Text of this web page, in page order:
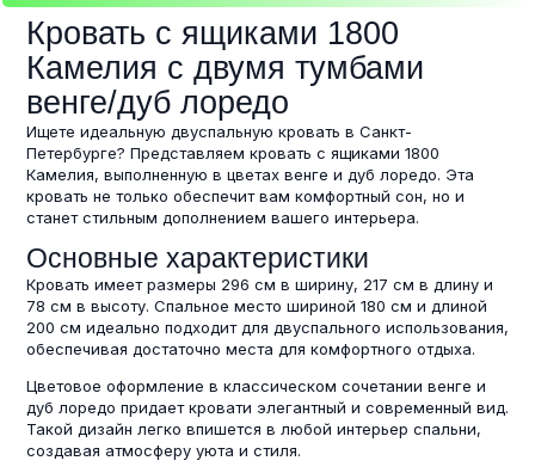
Кровать с ящиками 1800
Камелия с двумя тумбами
венге/дуб лоредо
Ищете идеальную двуспальную кровать в Санкт-
Петербурге? Представляем кровать с ящиками 1800
Камелия, выполненную в цветах венге и дуб лоредо. Эта
кровать не только обеспечит вам комфортный сон, но и
станет стильным дополнением вашего интерьера.
Основные характеристики
Кровать имеет размеры 296 см в ширину, 217 см в длину и
78 см в высоту. Спальное место шириной 180 см и длиной
200 см идеально подходит для двуспального использования,
обеспечивая достаточно места для комфортного отдыха.
Цветовое оформление в классическом сочетании венге и
дуб лоредо придает кровати элегантный и современный вид.
Такой дизайн легко впишется в любой интерьер спальни,
создавая атмосферу уюта и стиля.